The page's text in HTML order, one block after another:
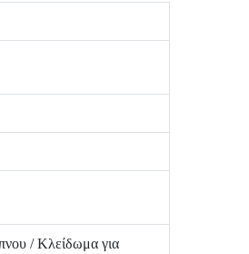
/ Κλείδωμα για